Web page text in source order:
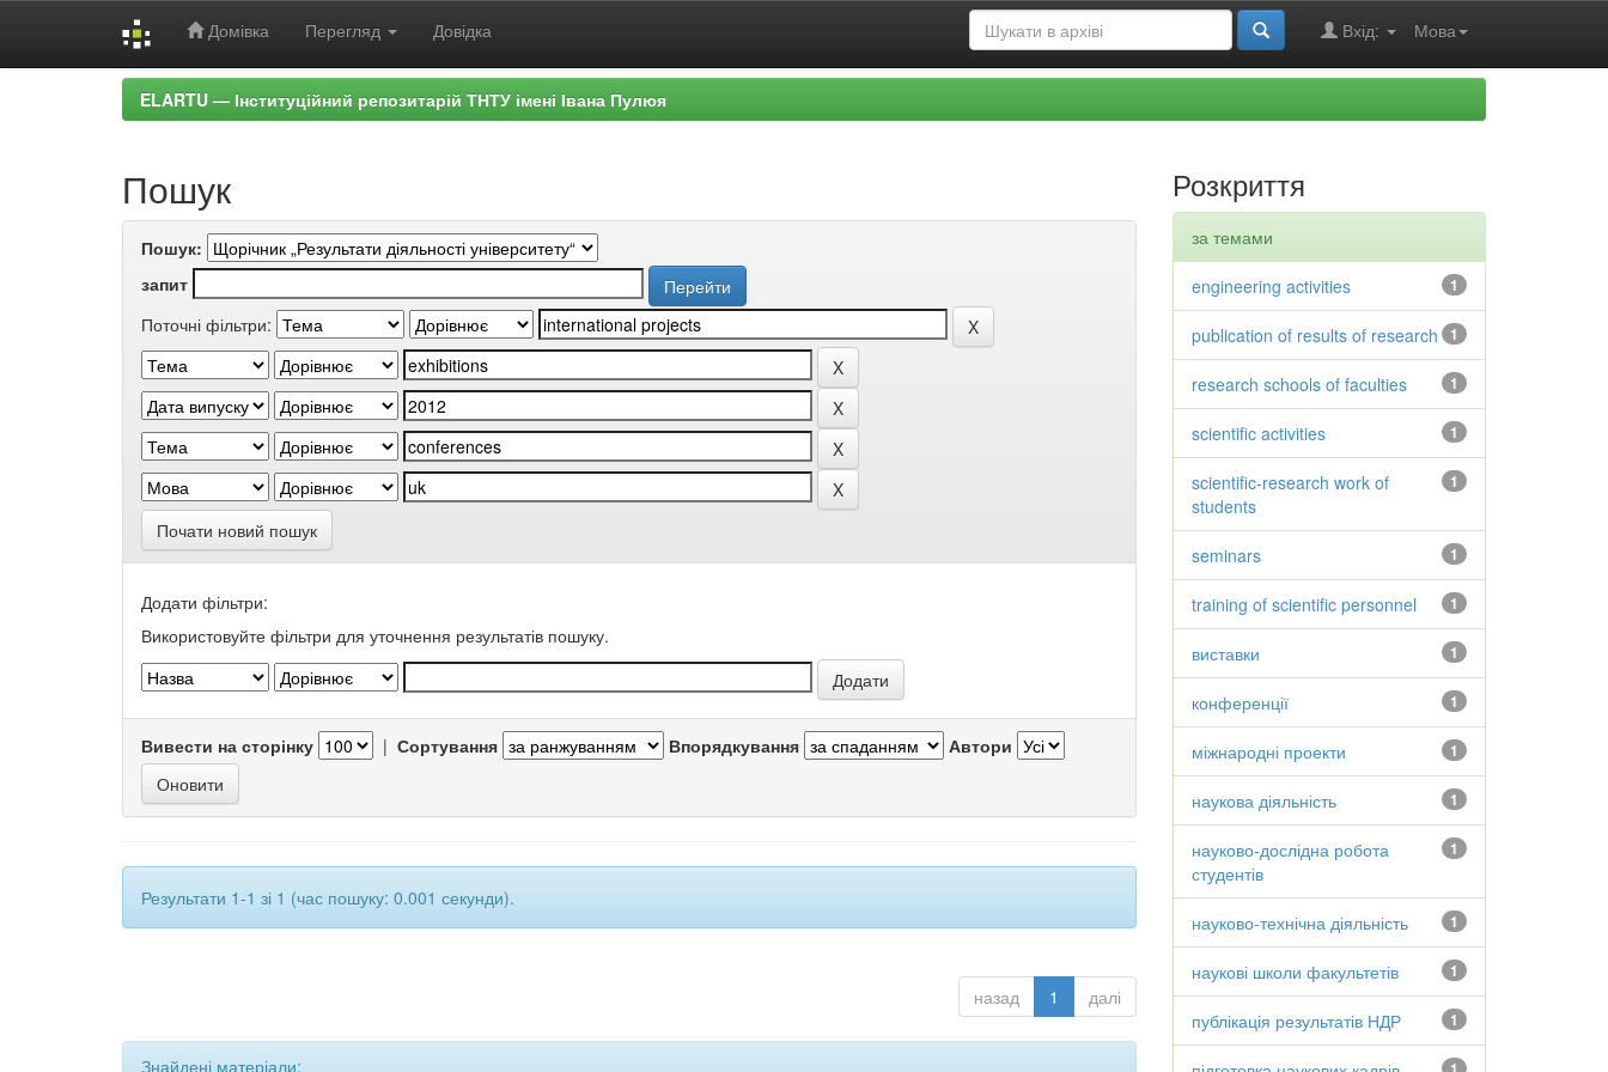
Домівка Перегляд Довідка Мова
Вхід:
ELARTU — Інституційний репозитарій ТНТУ імені Івана Пулюя
Пошук
Пошук:
запит
Поточні фільтри:
Почати новий пошук
Додати фільтри:
Використовуйте фільтри для уточнення результатів пошуку.
Вивести на сторінку | Сортування Впорядкування Автори
Результати 1-1 зі 1 (час пошуку: 0.001 секунди).
назад 1 далі
Знайдені матеріали:
Розкриття
за темами
1
engineering activities
1
publication of results of research
1
research schools of faculties
1
scientific activities
1
scientific-research work of
students
1
seminars
1
training of scientific personnel
1
виставки
1
конференції
1
міжнародні проекти
1
наукова діяльність
1
науково-дослідна робота
студентів
1
науково-технічна діяльність
1
наукові школи факультетів
1
публікація результатів НДР